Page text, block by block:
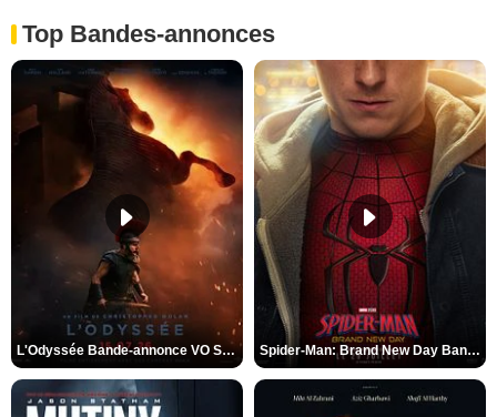
Top Bandes-annonces
L'Odyssée Bande-annonce VO STFR Spider-Man: Brand New Day Bande-annonce VO STFR